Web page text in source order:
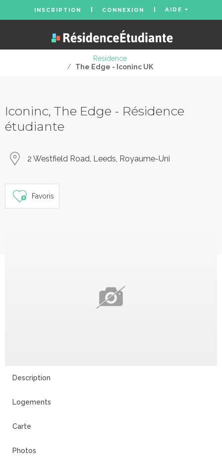
INSCRIPTION CONNEXION AIDE
Residence
/
The Edge - Iconinc UK
Iconinc, The Edge - Résidence
étudiante
2 Westfield Road, Leeds, Royaume-Uni
Favoris
Description
Logements
Carte
Photos